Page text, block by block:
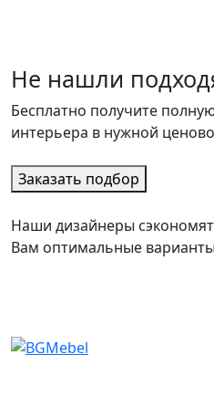
Не нашли
Бесплатно получите
интерьера в нужной
Заказать подбор
Наши дизайнеры
Вам оптимальные варианты